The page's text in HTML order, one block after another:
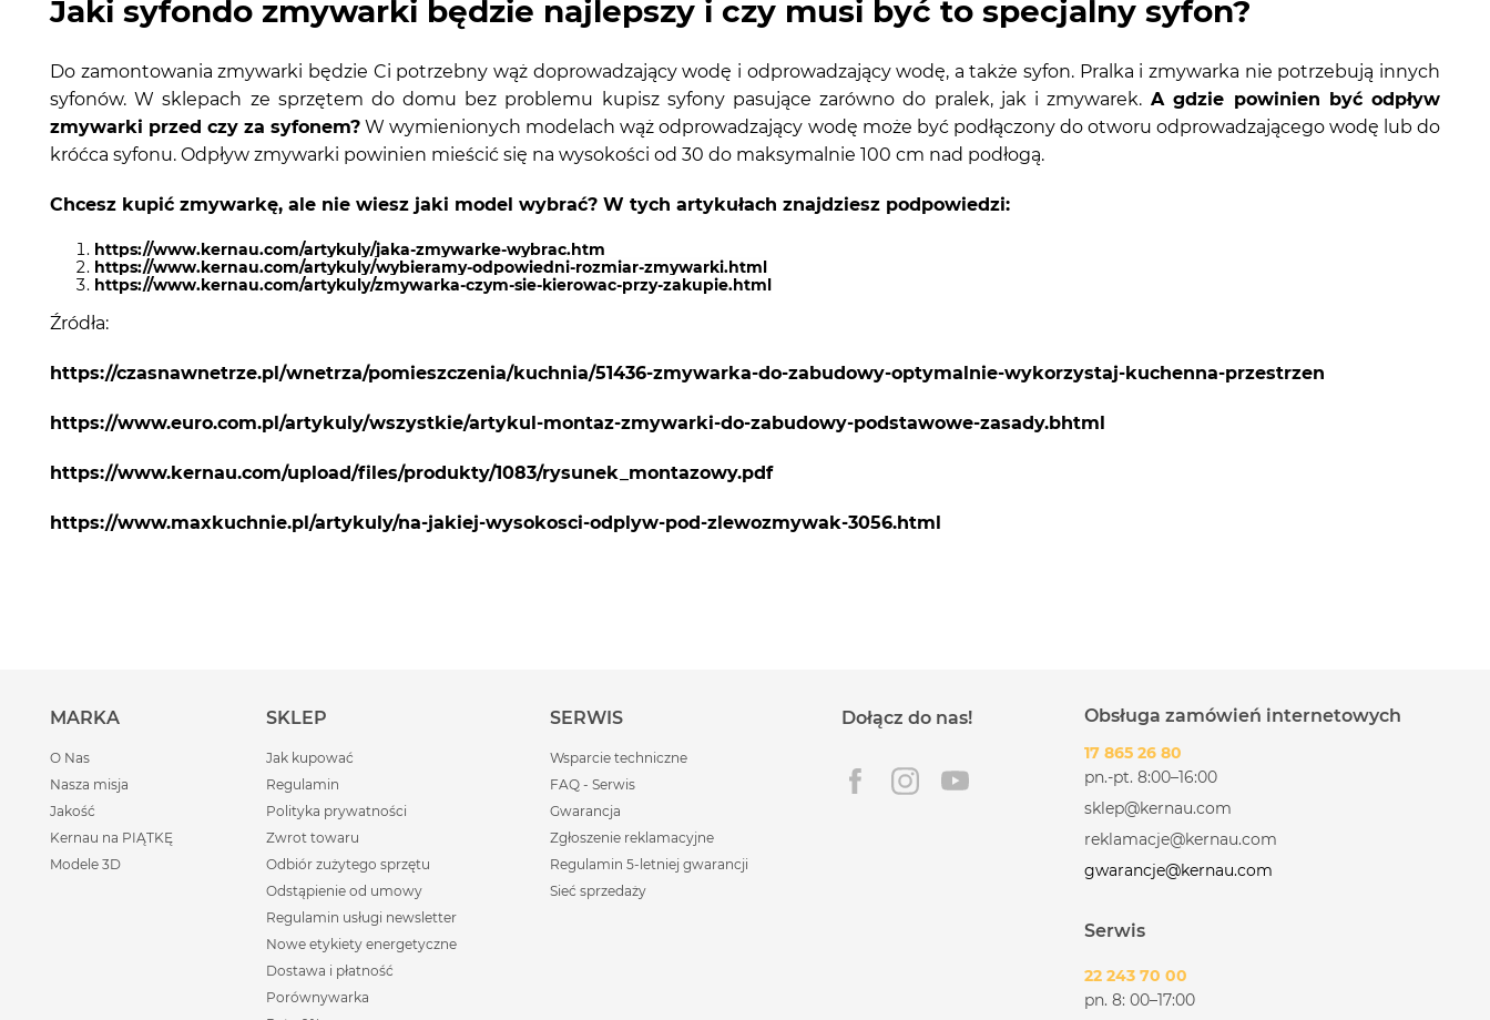
Jaki syfondo zmywarki będzie najlepszy i czy musi być to specjalny syfon?
Do zamontowania zmywarki będzie Ci potrzebny wąż doprowadzający wodę i odprowadzający wodę, a także syfon. Pralka i zmywarka nie potrzebują innych
syfonów. W sklepach ze sprzętem do domu bez problemu kupisz syfony pasujące zarówno do pralek, jak i zmywarek. A gdzie powinien być odpływ
zmywarki przed czy za syfonem? W wymienionych modelach wąż odprowadzający wodę może być podłączony do otworu odprowadzającego wodę lub do
króćca syfonu. Odpływ zmywarki powinien mieścić się na wysokości od 30 do maksymalnie 100 cm nad podłogą.
Chcesz kupić zmywarkę, ale nie wiesz jaki model wybrać? W tych artykułach znajdziesz podpowiedzi:
https://www.kernau.com/artykuly/jaka-zmywarke-wybrac.htm
https://www.kernau.com/artykuly/wybieramy-odpowiedni-rozmiar-zmywarki.html
https://www.kernau.com/artykuly/zmywarka-czym-sie-kierowac-przy-zakupie.html
Źródła:
https://czasnawnetrze.pl/wnetrza/pomieszczenia/kuchnia/51436-zmywarka-do-zabudowy-optymalnie-wykorzystaj-kuchenna-przestrzen
https://www.euro.com.pl/artykuly/wszystkie/artykul-montaz-zmywarki-do-zabudowy-podstawowe-zasady.bhtml
https://www.kernau.com/upload/files/produkty/1083/rysunek_montazowy.pdf
https://www.maxkuchnie.pl/artykuly/na-jakiej-wysokosci-odplyw-pod-zlewozmywak-3056.html
MARKA
O Nas
Nasza misja
Jakość
Kernau na PIĄTKĘ
Modele 3D
SKLEP
Jak kupować
Regulamin
Polityka prywatności
Zwrot towaru
Odbiór zużytego sprzętu
Odstąpienie od umowy
Regulamin usługi newsletter
Nowe etykiety energetyczne
Dostawa i płatność
Porównywarka
SERWIS
Wsparcie techniczne
FAQ - Serwis
Gwarancja
Zgłoszenie reklamacyjne
Regulamin 5-letniej gwarancji
Sieć sprzedaży
Dołącz do nas! Obsługa zamówień internetowych
17 865 26 80
pn.-pt. 8:00–16:00
sklep@kernau.com
reklamacje@kernau.com
gwarancje@kernau.com
Serwis
22 243 70 00
pn. 8: 00–17:00